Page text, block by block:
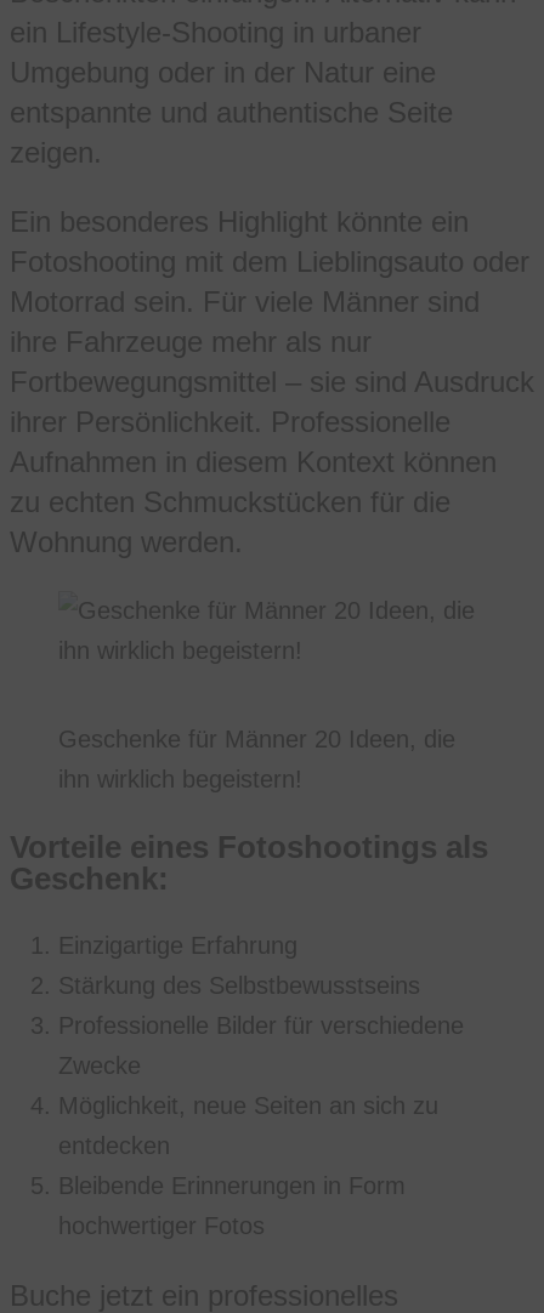
ein Lifestyle-Shooting in urbaner
Umgebung oder in der Natur eine
entspannte und authentische Seite
zeigen.
Ein besonderes Highlight könnte ein
Fotoshooting mit dem Lieblingsauto oder
Motorrad sein. Für viele Männer sind
ihre Fahrzeuge mehr als nur
Fortbewegungsmittel – sie sind Ausdruck
ihrer Persönlichkeit. Professionelle
Aufnahmen in diesem Kontext können
zu echten Schmuckstücken für die
Wohnung werden.
Geschenke für Männer 20 Ideen, die
ihn wirklich begeistern!
Vorteile eines Fotoshootings als
Geschenk:
Einzigartige Erfahrung
Stärkung des Selbstbewusstseins
Professionelle Bilder für verschiedene
Zwecke
Möglichkeit, neue Seiten an sich zu
entdecken
Bleibende Erinnerungen in Form
hochwertiger Fotos
Buche jetzt ein professionelles